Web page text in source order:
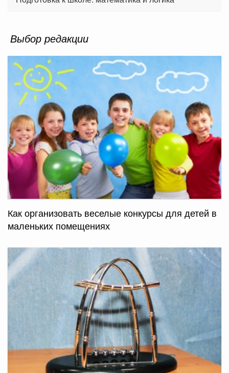
Выбор редакции
Как организовать веселые конкурсы для детей в
маленьких помещениях